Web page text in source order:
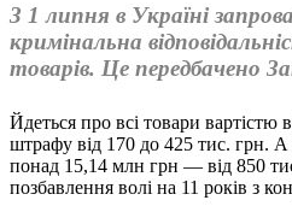
З 1 липня в Україні
кримінальна
товарів. Це передбачено
Йдеться про всі товари
штрафу від 170 до 425 тис. грн. А
понад 15,14 млн грн — від 850
позбавлення волі на 11 років з